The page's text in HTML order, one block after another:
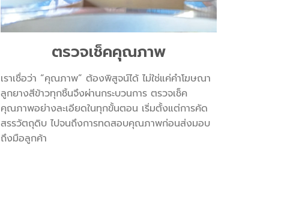
ตรวจเช็คคุณภาพ
เราเชื่อว่า “คุณภาพ” ต้องพิสูจน์ได้ ไม่ใช่แค่คำโฆษณา
ลูกยางสีข้าวทุกชิ้นจึงผ่านกระบวนการ ตรวจเช็ค
คุณภาพอย่างละเอียดในทุกขั้นตอน เริ่มตั้งแต่การคัด
สรรวัตถุดิบ ไปจนถึงการทดสอบคุณภาพก่อนส่งมอบ
ถึงมือลูกค้า